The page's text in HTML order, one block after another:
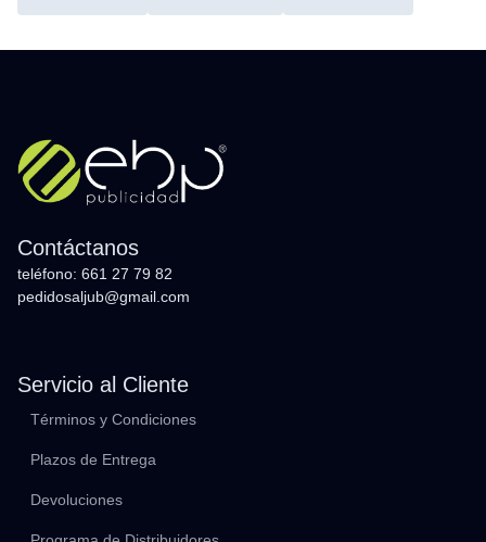
Contáctanos
teléfono: 661 27 79 82
pedidosaljub@gmail.com
Servicio al Cliente
Términos y Condiciones
Plazos de Entrega
Devoluciones